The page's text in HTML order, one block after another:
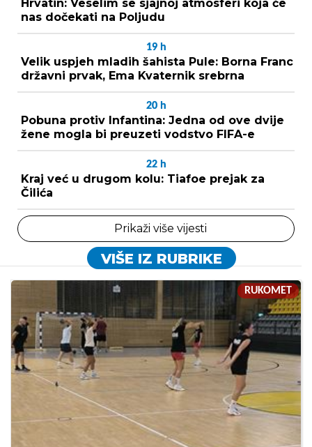
Hrvatin: Veselim se sjajnoj atmosferi koja će
nas dočekati na Poljudu
19 h
Velik uspjeh mladih šahista Pule: Borna Franc
državni prvak, Ema Kvaternik srebrna
20 h
Pobuna protiv Infantina: Jedna od ove dvije
žene mogla bi preuzeti vodstvo FIFA-e
22 h
Kraj već u drugom kolu: Tiafoe prejak za
Čilića
Prikaži više vijesti
VIŠE IZ RUBRIKE
RUKOMET